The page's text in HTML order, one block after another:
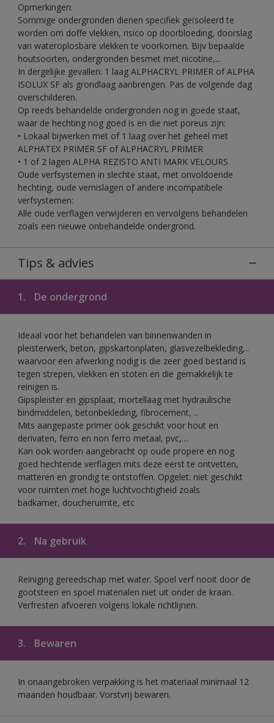
Opmerkingen:
Sommige ondergronden dienen specifiek geïsoleerd te
worden om doffe vlekken, risico op doorbloeding, doorslag
van wateroplosbare vlekken te voorkomen. Bijv bepaalde
houtsoorten, ondergronden besmet met nicotine,...
In dergelijke gevallen: 1 laag ALPHACRYL PRIMER of ALPHA
ISOLUX SF als grondlaag aanbrengen. Pas de volgende dag
overschilderen.
Op reeds behandelde ondergronden nog in goede staat,
waar de hechting nog goed is en die niet poreus zijn:
• Lokaal bijwerken met of 1 laag over het geheel met
ALPHATEX PRIMER SF of ALPHACRYL PRIMER
• 1 of 2 lagen ALPHA REZISTO ANTI MARK VELOURS
Oude verfsystemen in slechte staat, met onvoldoende
hechting, oude vernislagen of andere incompatibele
verfsystemen:
Alle oude verflagen verwijderen en vervolgens behandelen
zoals een nieuwe onbehandelde ondergrond.
Tips & advies
1. De ondergrond
Ideaal voor het behandelen van binnenwanden in
pleisterwerk, beton, gipskartonplaten, glasvezelbekleding,..
waarvoor een afwerking nodig is die zeer goed bestand is
tegen strepen, vlekken en stoten en die gemakkelijk te
reinigen is.
Gipspleister en gipsplaat, mortellaag met hydraulische
bindmiddelen, betonbekleding, fibrocement, ..
Mits aangepaste primer ook geschikt voor hout en
derivaten, ferro en non ferro metaal, pvc,…
Kan ook worden aangebracht op oude propere en nog
goed hechtende verflagen mits deze eerst te ontvetten,
matteren en grondig te ontstoffen. Opgelet: niet geschikt
voor ruimten met hoge luchtvochtigheid zoals
badkamer, doucheruimte, etc
2. Na gebruik
Reiniging gereedschap met water. Spoel verf nooit door de
gootsteen en spoel materialen niet uit onder de kraan.
Verfresten afvoeren volgens lokale richtlijnen.
3. Bewaren
In onaangebroken verpakking is het materiaal minimaal 12
maanden houdbaar. Vorstvrij bewaren.